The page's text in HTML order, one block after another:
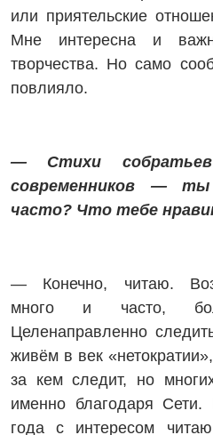
или приятельские
Мне интересна и
творчества. Но само
повлияло.
— Стихи
современников —
часто? Что тебе
— Конечно, читаю.
много и часто,
Целенаправленно
живём в век
за кем следит, но
именно благодаря Сети.
года с интересом